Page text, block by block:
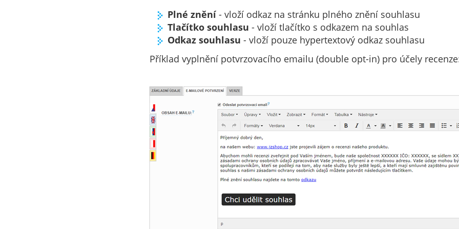
Plné znění- vloží odkaz na stránku plného znění souhlasu
Tlačítko souhlasu - vloží tlačítko s odkazem na souhlas
Odkaz souhlasu - vloží pouze hypertextový odkaz souhlasu
Příklad vyplnění potvrzovacího emailu (double opt-in) pro účely